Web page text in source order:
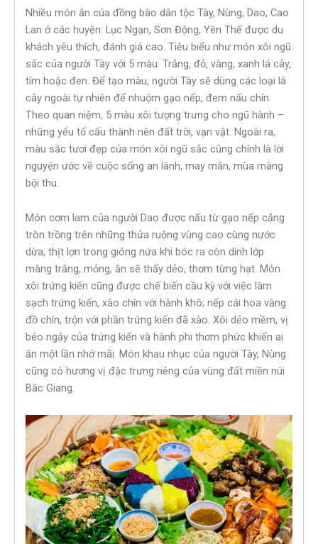
Nhiều món ăn của đồng bào dân tộc Tày, Nùng, Dao, Cao
Lan ở các huyện: Lục Ngạn, Sơn Động, Yên Thế được du
khách yêu thích, đánh giá cao. Tiêu biểu như món xôi ngũ
sắc của người Tày với 5 màu: Trắng, đỏ, vàng, xanh lá cây,
tím hoặc đen. Để tạo màu, người Tày sẽ dùng các loại lá
cây ngoài tự nhiên để nhuộm gạo nếp, đem nấu chín.
Theo quan niệm, 5 màu xôi tượng trưng cho ngũ hành –
những yếu tố cấu thành nên đất trời, vạn vật. Ngoài ra,
màu sắc tươi đẹp của món xôi ngũ sắc cũng chính là lời
nguyện ước về cuộc sống an lành, may mắn, mùa màng
bội thu.
Món cơm lam của người Dao được nấu từ gạo nếp căng
tròn trồng trên những thửa ruộng vùng cao cùng nước
dừa, thịt lợn trong gióng nứa khi bóc ra còn dính lớp
màng trắng, mỏng, ăn sẽ thấy dẻo, thơm từng hạt. Món
xôi trứng kiến cũng được chế biến cầu kỳ với việc làm
sạch trứng kiến, xào chín với hành khô; nếp cái hoa vàng
đồ chín, trộn với phần trứng kiến đã xào. Xôi dẻo mềm, vị
béo ngậy của trứng kiến và hành phi thơm phức khiến ai
ăn một lần nhớ mãi. Món khau nhục của người Tày, Nùng
cũng có hương vị đặc trưng riêng của vùng đất miền núi
Bắc Giang.